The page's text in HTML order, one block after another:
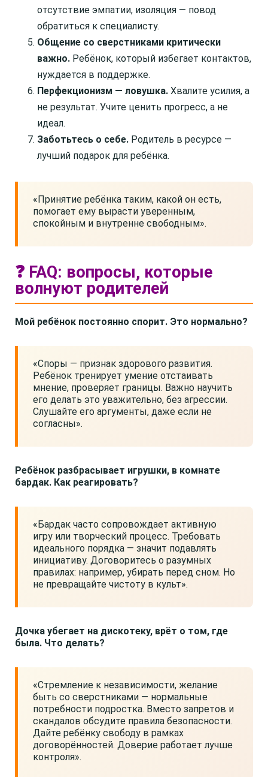
отсутствие эмпатии, изоляция — повод
обратиться к специалисту.
Общение со сверстниками критически
важно. Ребёнок, который избегает контактов,
нуждается в поддержке.
Перфекционизм — ловушка. Хвалите усилия, а
не результат. Учите ценить прогресс, а не
идеал.
Заботьтесь о себе. Родитель в ресурсе —
лучший подарок для ребёнка.
«Принятие ребёнка таким, какой он есть,
помогает ему вырасти уверенным,
спокойным и внутренне свободным».
❓ FAQ: вопросы, которые
волнуют родителей
Мой ребёнок постоянно спорит. Это нормально?
«Споры — признак здорового развития.
Ребёнок тренирует умение отстаивать
мнение, проверяет границы. Важно научить
его делать это уважительно, без агрессии.
Слушайте его аргументы, даже если не
согласны».
Ребёнок разбрасывает игрушки, в комнате
бардак. Как реагировать?
«Бардак часто сопровождает активную
игру или творческий процесс. Требовать
идеального порядка — значит подавлять
инициативу. Договоритесь о разумных
правилах: например, убирать перед сном. Но
не превращайте чистоту в культ».
Дочка убегает на дискотеку, врёт о том, где
была. Что делать?
«Стремление к независимости, желание
быть со сверстниками — нормальные
потребности подростка. Вместо запретов и
скандалов обсудите правила безопасности.
Дайте ребёнку свободу в рамках
договорённостей. Доверие работает лучше
контроля».